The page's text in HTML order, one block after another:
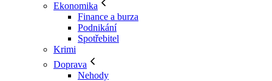
Ekonomika
Finance a burza
Podnikání
Spotřebitel
Krimi
Doprava
Nehody